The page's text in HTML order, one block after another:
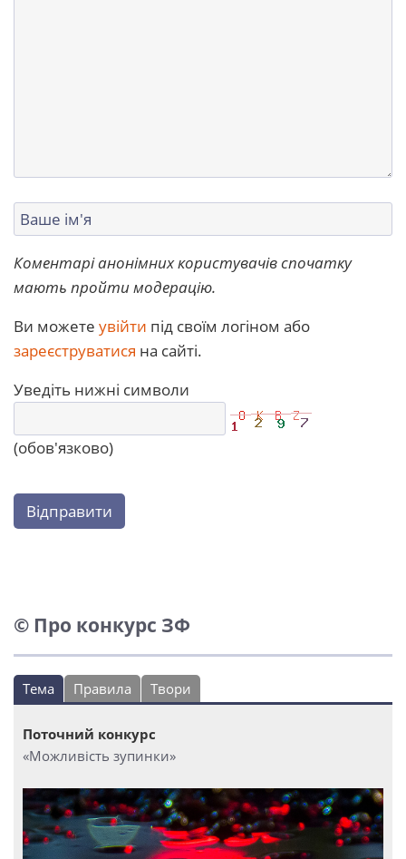
Коментарі анонімних користувачів спочатку
мають пройти модерацію.
Ви можете увійти під своїм логіном або
зареєструватися на сайті.
Уведіть нижні символи
(обов'язково)
Відправити
© Про конкурс ЗФ
Тема Правила Твори
Поточний конкурс
«Можливість зупинки»